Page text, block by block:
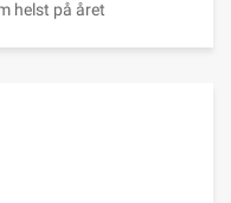
helst på året